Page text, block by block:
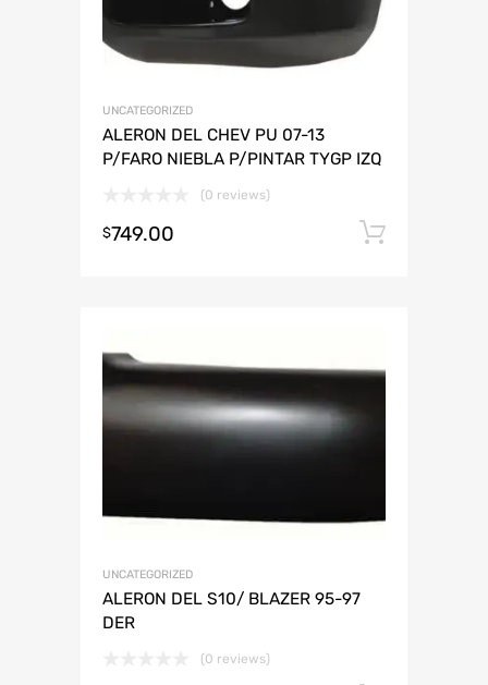
UNCATEGORIZED
ALERON DEL CHEV PU 07-13
P/FARO NIEBLA P/PINTAR TYGP IZQ
(0 reviews)
$749.00
UNCATEGORIZED
ALERON DEL S10/ BLAZER 95-97
DER
(0 reviews)